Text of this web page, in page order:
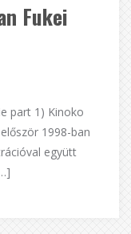
Fukei
part 1) Kinoko
1998-ban
együtt